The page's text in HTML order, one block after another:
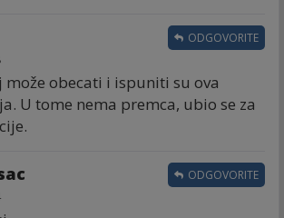
može obecati i ispuniti su ova
U tome nema premca, ubio se za
ODGOVORITE
ODGOVORITE